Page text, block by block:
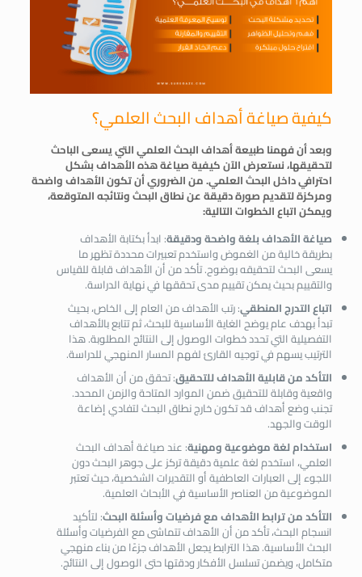
كيفية صياغة أهداف البحث العلمي؟
وبعد أن فهمنا طبيعة أهداف البحث العلمي التي يسعى الباحث
لتحقيقها، نستعرض الآن كيفية صياغة هذه الأهداف بشكل
احترافي داخل البحث العلمي. من الضروري أن تكون الأهداف واضحة
ومركزة لتقديم صورة دقيقة عن نطاق البحث ونتائجه المتوقعة،
ويمكن اتباع الخطوات التالية:
صياغة الأهداف بلغة واضحة ودقيقة: ابدأ بكتابة الأهداف
بطريقة خالية من الغموض واستخدم تعبيرات محددة تظهر ما
يسعى البحث لتحقيقه بوضوح. تأكد من أن الأهداف قابلة للقياس
والتقييم بحيث يمكن تقييم مدى تحققها في نهاية الدراسة.
اتباع التدرج المنطقي: رتب الأهداف من العام إلى الخاص، بحيث
تبدأ بهدف عام يوضح الغاية الأساسية للبحث، ثم تتابع بالأهداف
التفصيلية التي تحدد خطوات الوصول إلى النتائج المطلوبة. هذا
الترتيب يسهم في توجيه القارئ لفهم المسار المنهجي للدراسة.
التأكد من قابلية الأهداف للتحقيق: تحقق من أن الأهداف
واقعية وقابلة للتحقيق ضمن الموارد المتاحة والزمن المحدد.
تجنب وضع أهداف قد تكون خارج نطاق البحث لتفادي إضاعة
الوقت والجهد.
استخدام لغة موضوعية ومهنية: عند صياغة أهداف البحث
العلمي، استخدم لغة علمية دقيقة تركز على جوهر البحث دون
اللجوء إلى العبارات العاطفية أو التقديرات الشخصية، حيث تعتبر
الموضوعية من العناصر الأساسية في الأبحاث العلمية.
التأكد من ترابط الأهداف مع فرضيات وأسئلة البحث: لتأكيد
انسجام البحث، تأكد من أن الأهداف تتماشى مع الفرضيات وأسئلة
البحث الأساسية. هذا الترابط يجعل الأهداف جزءًا من بناء منهجي
متكامل، ويضمن تسلسل الأفكار ودقتها حتى الوصول إلى النتائج.